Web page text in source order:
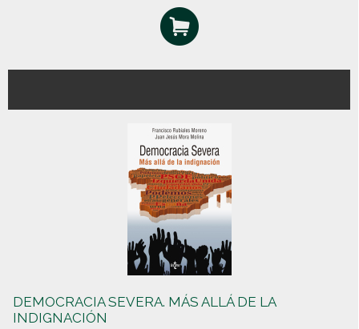
DEMOCRACIA SEVERA. MÁS ALLÁ DE LA
INDIGNACIÓN